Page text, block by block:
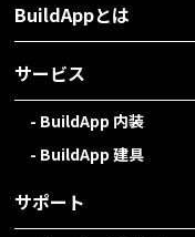
BuildAppとは
サービス
BuildApp 内装
BuildApp 建具
サポート